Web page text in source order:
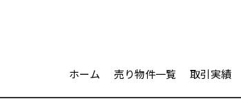
ホーム 売り物件一覧 取引実績